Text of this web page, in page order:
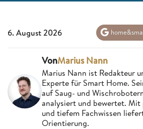
6. August 2026
VonMarius Nann
Marius Nann ist Redakteur
Experte für Smart Home.
auf Saug- und
analysiert und bewertet. Mit
und tiefem Fachwissen
Orientierung.